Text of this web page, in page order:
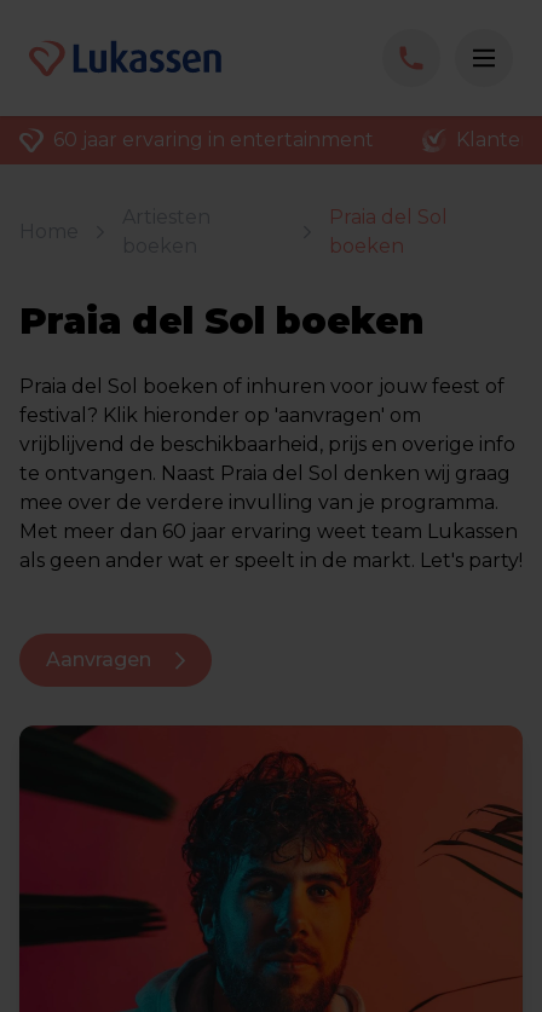
60 jaar ervaring in entertainment
Praia del Sol
boeken
Praia del Sol boeken
Praia del Sol boeken of inhuren voor jouw feest of
festival? Klik hieronder op 'aanvragen' om
vrijblijvend de beschikbaarheid, prijs en overige info
te ontvangen. Naast Praia del Sol denken wij graag
mee over de verdere invulling van je programma.
Met meer dan 60 jaar ervaring weet team Lukassen
als geen ander wat er speelt in de markt. Let's party!
Aanvragen